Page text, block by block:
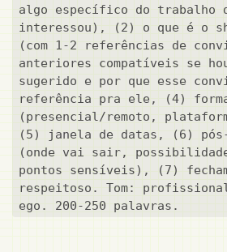
algo específico do trabalho
interessou), (2) o que é o
(com 1-2 referências de
anteriores compatíveis se
sugerido e por que esse
referência pra ele, (4)
(presencial/remoto,
(5) janela de datas, (6)
(onde vai sair, possibilidade
pontos sensíveis), (7)
respeitoso. Tom:
ego. 200-250 palavras.